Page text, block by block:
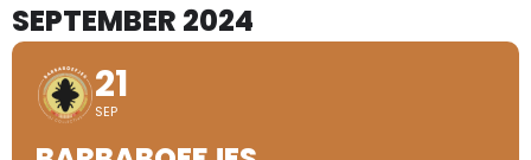
SEPTEMBER 2024
21
SEP